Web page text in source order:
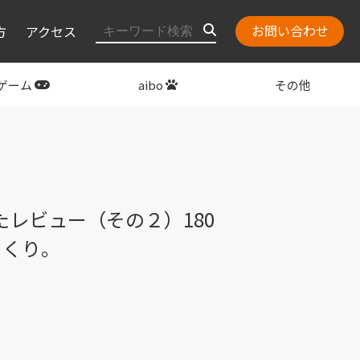
アクセス お問い合わせ
ーム aibo その他
レビュー（その２）180
り。